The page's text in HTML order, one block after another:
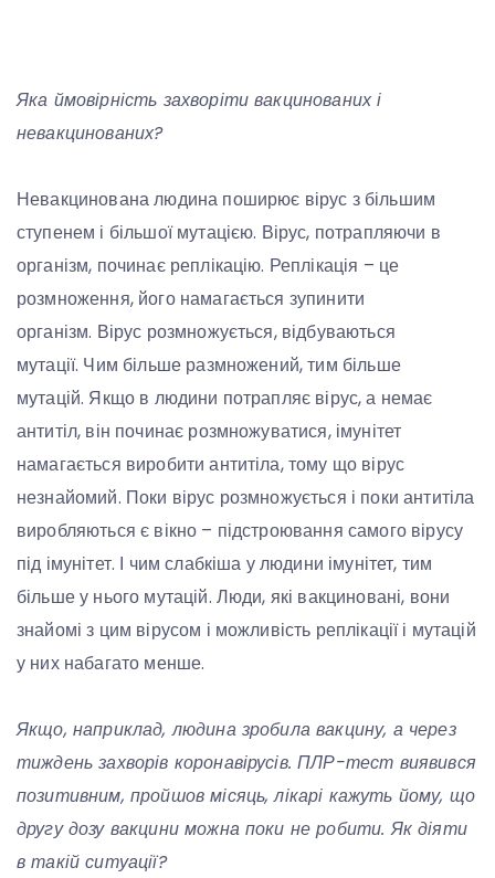
Яка ймовірність захворіти вакцинованих і
невакцинованих?
Невакцинована людина поширює вірус з більшим
ступенем і більшої мутацією. Вірус, потрапляючи в
організм, починає реплікацію. Реплікація – це
розмноження, його намагається зупинити
організм. Вірус розмножується, відбуваються
мутації. Чим більше размножений, тим більше
мутацій. Якщо в людини потрапляє вірус, а немає
антитіл, він починає розмножуватися, імунітет
намагається виробити антитіла, тому що вірус
незнайомий. Поки вірус розмножується і поки антитіла
виробляються є вікно – підстроювання самого вірусу
під імунітет. І чим слабкіша у людини імунітет, тим
більше у нього мутацій. Люди, які вакциновані, вони
знайомі з цим вірусом і можливість реплікації і мутацій
у них набагато менше.
Якщо, наприклад, людина зробила вакцину, а через
тиждень захворів коронавірусів. ПЛР-тест виявився
позитивним, пройшов місяць, лікарі кажуть йому, що
другу дозу вакцини можна поки не робити. Як діяти
в такій ситуації?